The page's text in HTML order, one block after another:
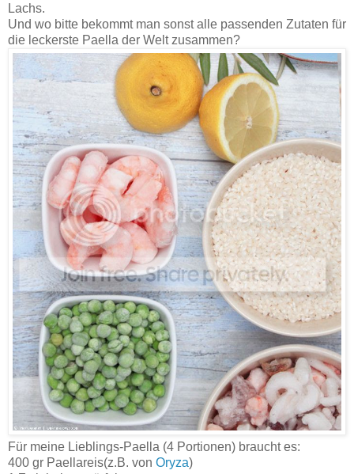
Lachs.
Und wo bitte bekommt man sonst alle passenden Zutaten für
die leckerste Paella der Welt zusammen?
Für meine Lieblings-Paella (4 Portionen) braucht es:
400 gr Paellareis(z.B. von Oryza)